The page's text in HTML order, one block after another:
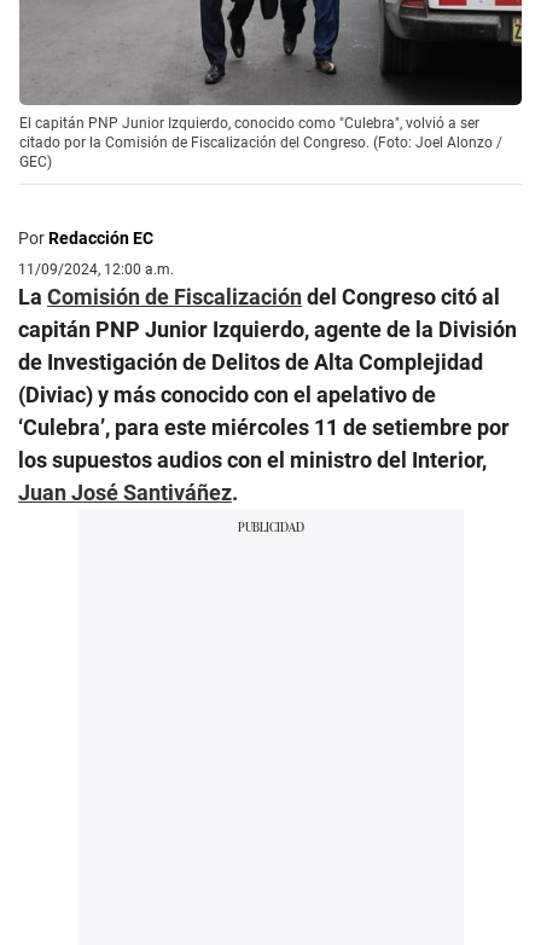
El capitán PNP Junior Izquierdo, conocido como "Culebra", volvió a ser
citado por la Comisión de Fiscalización del Congreso. (Foto: Joel Alonzo /
GEC)
PorRedacción EC
11/09/2024, 12:00 a.m.
La Comisión de Fiscalizacióndel Congreso citó al
capitán PNP Junior Izquierdo, agente de la División
de Investigación de Delitos de Alta Complejidad
(Diviac) y más conocido con el apelativo de
‘Culebra’, para este miércoles 11 de setiembre por
los supuestos audios con el ministro del Interior,
Juan José Santiváñez.